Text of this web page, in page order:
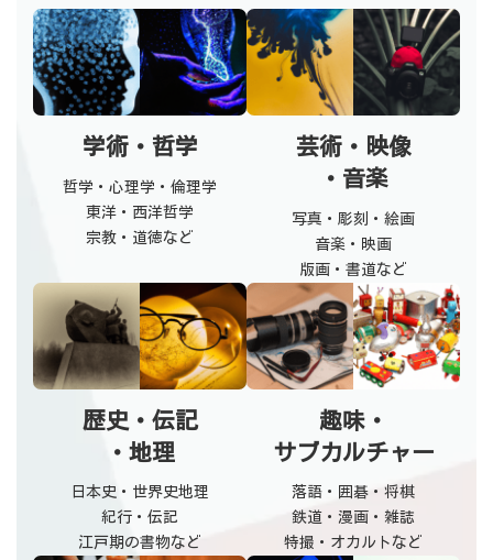
学術・哲学
哲学・心理学・倫理学
東洋・西洋哲学
宗教・道徳など
芸術・映像
・音楽
写真・彫刻・絵画
音楽・映画
版画・書道など
歴史・伝記
・地理
日本史・世界史地理
紀行・伝記
江戸期の書物など
趣味・
サブカルチャー
落語・囲碁・将棋
鉄道・漫画・雑誌
特撮・オカルトなど